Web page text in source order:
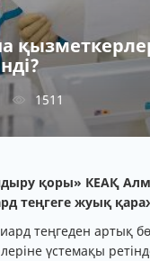
1511
қоры» КЕАҚ
теңгеге жуық
теңгеден артық
үстемақы